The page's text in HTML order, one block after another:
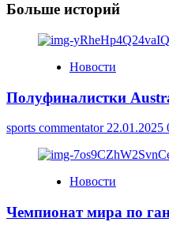
Больше историй
Новости
Полуфиналистки
sports commentator 22.01.2025
Новости
Чемпионат мира по